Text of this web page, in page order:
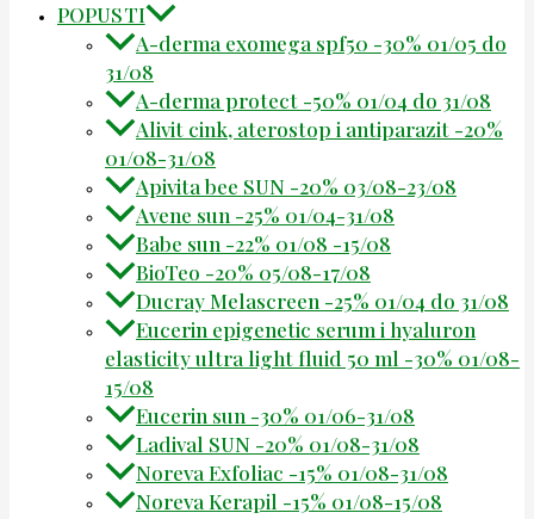
POPUSTI
A-derma exomega spf50 -30% 01/05 do
31/08
A-derma protect -50% 01/04 do 31/08
Alivit cink, aterostop i antiparazit -20%
01/08-31/08
Apivita bee SUN -20% 03/08-23/08
Avene sun -25% 01/04-31/08
Babe sun -22% 01/08 -15/08
BioTeo -20% 05/08-17/08
Ducray Melascreen -25% 01/04 do 31/08
Eucerin epigenetic serum i hyaluron
elasticity ultra light fluid 50 ml -30% 01/08-
15/08
Eucerin sun -30% 01/06-31/08
Ladival SUN -20% 01/08-31/08
Noreva Exfoliac -15% 01/08-31/08
Noreva Kerapil -15% 01/08-15/08